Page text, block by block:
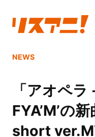
NEWS
「アオペ
FYA’M’の
short